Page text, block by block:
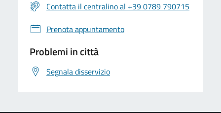
Contatta il centralino al +39 0789 790715
Prenota appuntamento
Problemi in città
Segnala disservizio